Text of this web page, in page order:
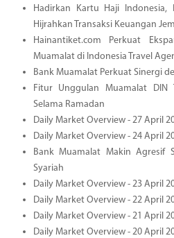
Hadirkan Kartu Haji Indonesia,
Hijrahkan Transaksi Keuangan
Hainantiket.com Perkuat
Muamalat di Indonesia Travel
Bank Muamalat Perkuat Sinergi
Fitur Unggulan Muamalat DIN
Selama Ramadan
Daily Market Overview - 27 April
Daily Market Overview - 24 April
Bank Muamalat Makin Agresif
Syariah
Daily Market Overview - 23 April
Daily Market Overview - 22 April
Daily Market Overview - 21 April
Daily Market Overview - 20 April